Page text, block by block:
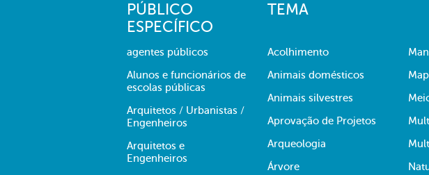
PÚBLICO
ESPECÍFICO
agentes públicos
Alunos e funcionários de
escolas públicas
Arquitetos / Urbanistas /
Engenheiros
Arquitetos e
Engenheiros
TEMA
Acolhimento
Animais domésticos
Animais silvestres
Aprovação de Projetos
Arqueologia
Árvore